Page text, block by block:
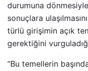
durumuna
sonuçlara
türlü girişimin açık
gerektiğini
“Bu temellerin